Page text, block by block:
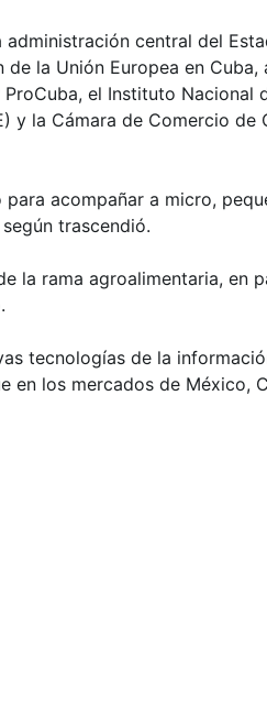
central del
la Unión Europea en
el Instituto Nacional
y la Cámara de Comercio de
acompañar a micro,
trascendió.
la rama agroalimentaria, en
tecnologías de la
los mercados de México,